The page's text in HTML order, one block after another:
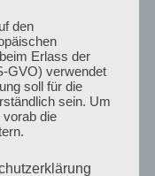
den
Erlass der
GVO) verwendet
soll für die
sein. Um
die